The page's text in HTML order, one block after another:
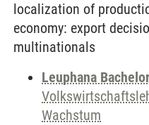
localization of
economy: export
multinationals
Leuphana
Wachstum